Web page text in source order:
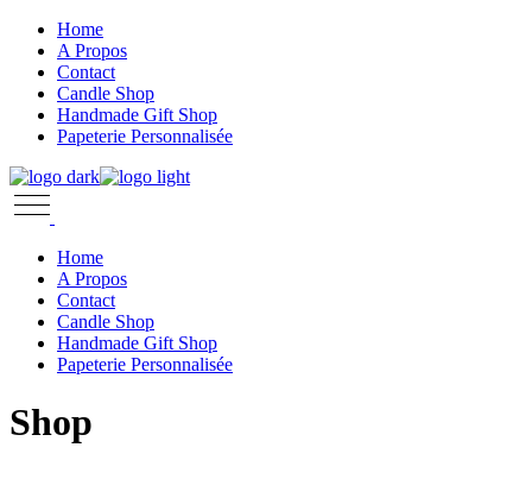
Skip
content
Home
A Propos
Contact
Candle Shop
Handmade Gift Shop
Papeterie Personnalisée
Home
A Propos
Contact
Candle Shop
Handmade Gift Shop
Papeterie Personnalisée
Shop